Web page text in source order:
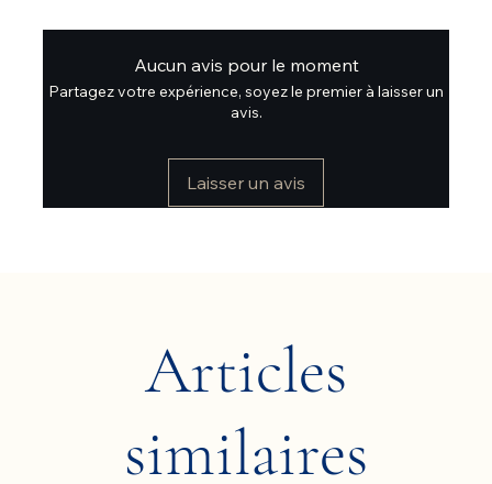
Aucun avis pour le moment
Partagez votre expérience, soyez le premier à laisser un
avis.
Laisser un avis
Articles
similaires